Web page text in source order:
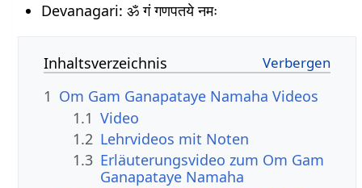
Devanagari: ॐ गं गणपतये नमः
Inhaltsverzeichnis
1 Om Gam Ganapataye Namaha Videos
1.1 Video
1.2 Lehrvideos mit Noten
1.3 Erläuterungsvideo zum Om Gam
Ganapataye Namaha